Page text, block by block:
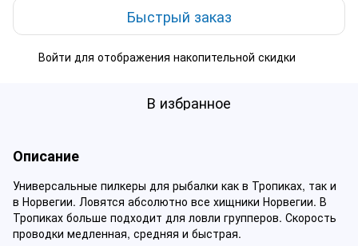
Быстрый заказ
Войти для отображения накопительной скидки
В избранное
Описание
Универсальные пилкеры для рыбалки как в Тропиках, так и
в Норвегии. Ловятся абсолютно все хищники Норвегии. В
Тропиках больше подходит для ловли групперов. Скорость
проводки медленная, средняя и быстрая.